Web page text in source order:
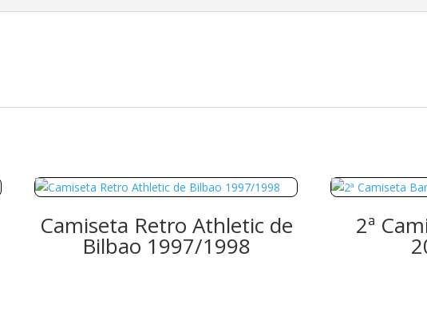
Camiseta Retro Athletic de
Bilbao 1997/1998
2ª